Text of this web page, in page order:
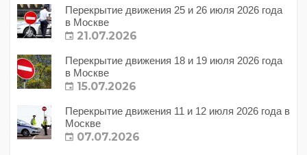
Перекрытие движения 25 и 26 июля 2026 года
в Москве
21.07.2026
Перекрытие движения 18 и 19 июля 2026 года
в Москве
15.07.2026
Перекрытие движения 11 и 12 июля 2026 года в
Москве
07.07.2026